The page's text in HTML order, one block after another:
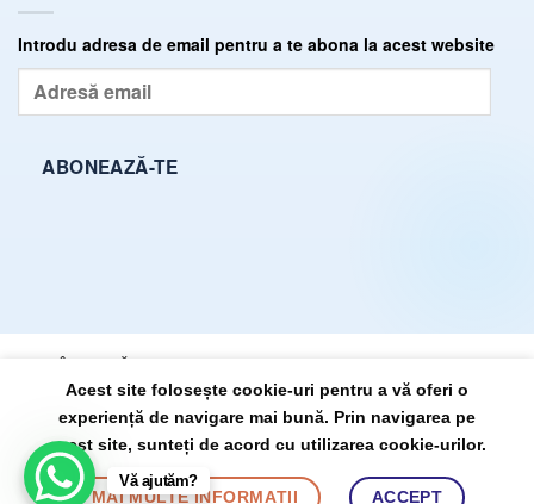
Introdu adresa de email pentru a te abona la acest website
Adresă
email
ABONEAZĂ-TE
POLITICĂ DE CONFIDENȚIALITATE
DrState.ro, propulsat pe anul 2026 ©
de:BursaSite
Vă ajutăm?
Acest site folosește cookie-uri pentru a vă oferi o
experiență de navigare mai bună. Prin navigarea pe
acest site, sunteți de acord cu utilizarea cookie-urilor.
MAI MULTE INFORMAȚII ACCEPT